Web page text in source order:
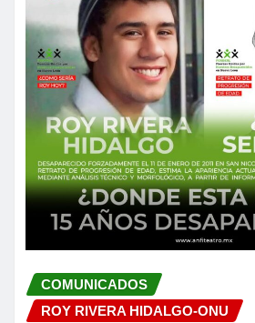
COMUNICADOS
ROY RIVERA HIDALGO-ONU